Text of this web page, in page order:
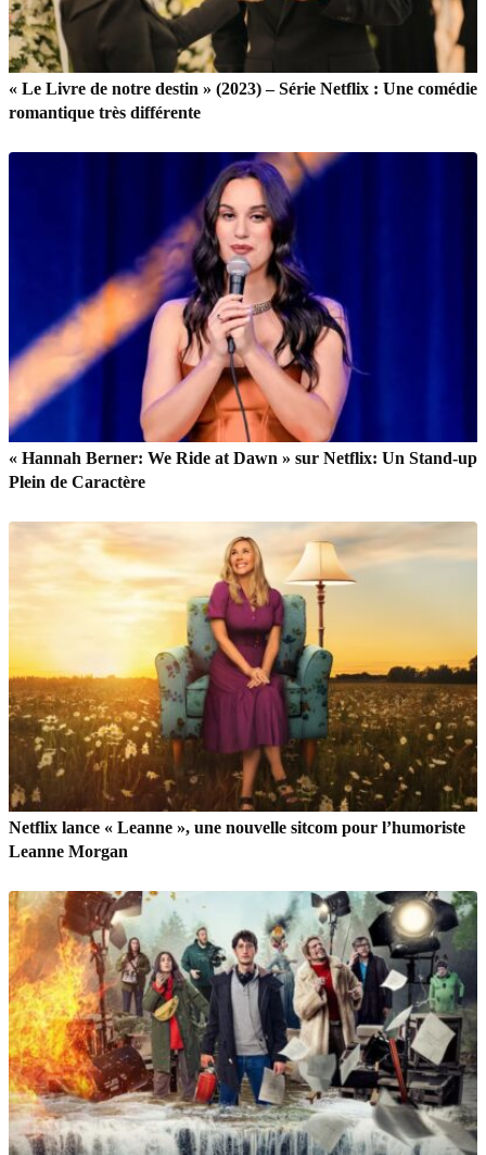
« Le Livre de notre destin » (2023) – Série Netflix : Une comédie
romantique très différente
« Hannah Berner: We Ride at Dawn » sur Netflix: Un Stand-up
Plein de Caractère
Netflix lance « Leanne », une nouvelle sitcom pour l’humoriste
Leanne Morgan